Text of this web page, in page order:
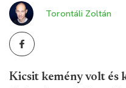
Torontáli Zoltán
Kicsit kemény volt és